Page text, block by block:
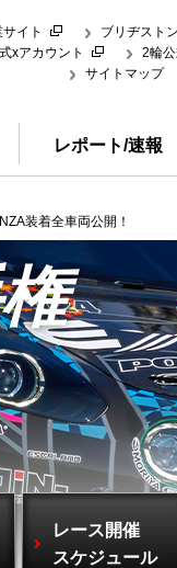
イト
ブリヂスト
xアカウント
2輪
サイトマップ
レポート/速報
装着全車両公開！
レース開催
スケジュール